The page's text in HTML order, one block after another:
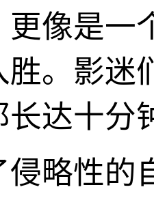
更像是一
胜。影迷
达十分
侵略性的